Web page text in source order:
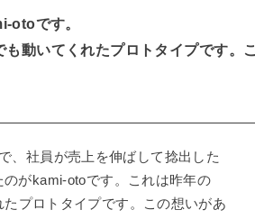
otoです。
動いてくれたプロトタイプです。こ
、社員が売上を伸ばして捻出した
がkami-otoです。これは昨年の
プロトタイプです。この想いがあ